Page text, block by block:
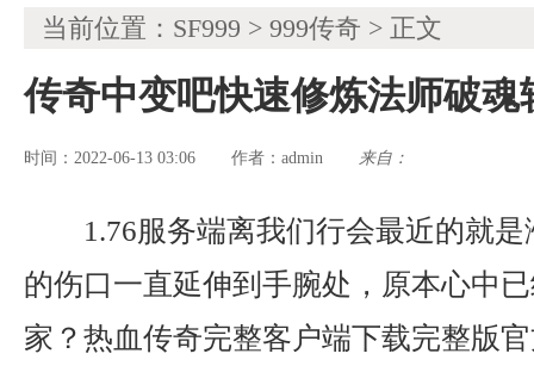
当前位置： SF999 > 999传奇 > 正文
传奇中变吧快速修炼法师破魂
时间：2022-06-13 03:06 作者： admin 来自：
1.76服务端离我们行会最近的就
的伤口一直延伸到手腕处，原本心中
家？热血传奇完整客户端下载完整版